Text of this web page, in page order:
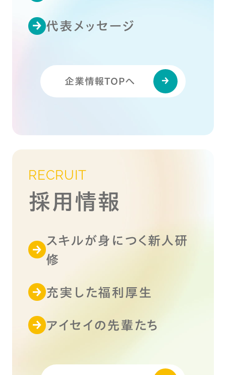
代表メッセージ
企業情報TOPへ
RECRUIT
採用情報
スキルが身につく新人研
修
充実した福利厚生
アイセイの先輩たち